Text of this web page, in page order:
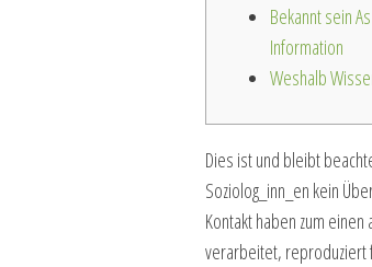
Bekannt sein
Information
Weshalb
Dies ist und bleibt
Soziolog_inn_en kein
Kontakt haben zum
verarbeitet, reproduziert